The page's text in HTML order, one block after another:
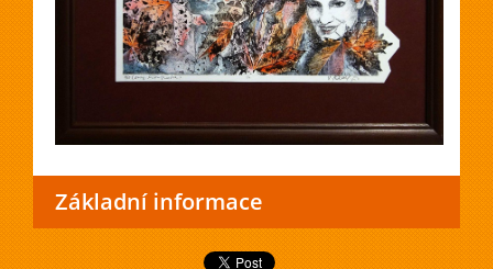
Základní informace